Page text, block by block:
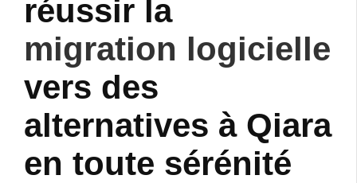
réussir la
migration logicielle
vers des
alternatives à Qiara
en toute sérénité